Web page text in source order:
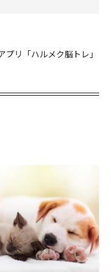
リ「ハルメク脳トレ」